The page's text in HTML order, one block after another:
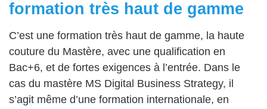
formation très haut de gamme
C’est une formation très haut de gamme, la haute
couture du Mastère, avec une qualification en
Bac+6, et de fortes exigences à l’entrée. Dans le
cas du mastère MS Digital Business Strategy, il
s’agit même d’une formation internationale, en